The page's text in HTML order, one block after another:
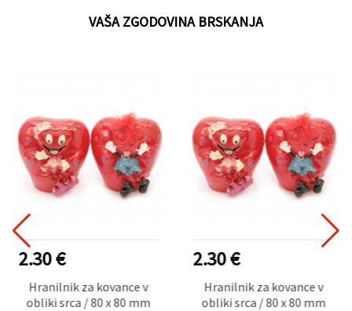
VAŠA ZGODOVINA BRSKANJA
2.30 €
Hranilnik za kovance v
obliki srca / 80 x 80 mm
2.30 €
Hranilnik za kovance v
obliki srca / 80 x 80 mm